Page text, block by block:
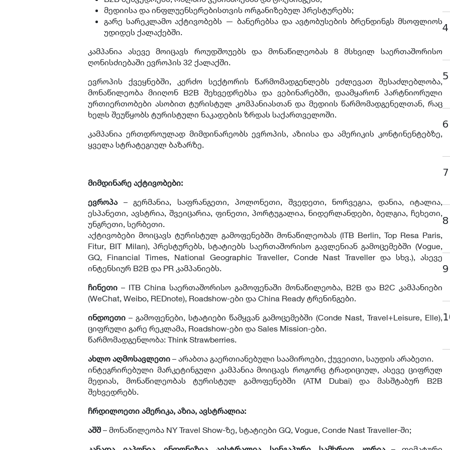
მედიისა და ინფლუენსერებისთვის ორგანიზებულ პრესტურებს;
გარე სარეკლამო აქტივობებს — ბანერებსა და ავტობუსების ბრენდინგს მსოფლიოს
უდიდეს ქალაქებში.
კამპანია ასევე მოიცავს როუდშოუებს და მონაწილეობას 8 მსხვილ საერთაშორისო
ღონისძიებაში ევროპის 32 ქალაქში.
ევროპის ქვეყნებში, კერძო სექტორის წარმომადგენლებს ეძლევათ შესაძლებლობა,
მონაწილეობა მიიღონ B2B შეხვედრებსა და ვებინარებში, დაამყარონ პარტნიორული
ურთიერთობები ასობით ტურისტულ კომპანიასთან და მედიის წარმომადგენელთან, რაც
ხელს შეუწყობს ტურისტული ნაკადების ზრდას საქართველოში.
კამპანია ერთდროულად მიმდინარეობს ევროპის, აზიისა და ამერიკის კონტინენტებზე,
ყველა სტრატეგიულ ბაზარზე.
მიმდინარე აქტივობები:
ევროპა– გერმანია, საფრანგეთი, პოლონეთი, შვედეთი, ნორვეგია, დანია, იტალია,
ესპანეთი, ავსტრია, შვეიცარია, ფინეთი, პორტუგალია, ნიდერლანდები, ბელგია, ჩეხეთი,
უნგრეთი, სერბეთი.
აქტივობები მოიცავს ტურისტულ გამოფენებში მონაწილეობას (ITB Berlin, Top Resa Paris,
Fitur, BIT Milan), პრესტურებს, სტატიებს საერთაშორისო გავლენიან გამოცემებში (Vogue,
GQ, Financial Times, National Geographic Traveller, Conde Nast Traveller და სხვ.), ასევე
ინტენსიურ B2B და PR კამპანიებს.
ჩინეთი – ITB China საერთაშორისო გამოფენაში მონაწილეობა, B2B და B2C კამპანიები
(WeChat, Weibo, REDnote), Roadshow-ები და China Ready ტრენინგები.
ინდოეთი – გამოფენები, სტატიები წამყვან გამოცემებში (Conde Nast, Travel+Leisure, Elle),
ციფრული გარე რეკლამა, Roadshow-ები და Sales Mission-ები.
წარმომადგენლობა: Think Strawberries.
ახლო აღმოსავლეთი – არაბთა გაერთიანებული საამიროები, ქუვეითი, საუდის არაბეთი.
ინტეგრირებული მარკეტინგული კამპანია მოიცავს როგორც ტრადიციულ, ასევე ციფრულ
მედიას, მონაწილეობას ტურისტულ გამოფენებში (ATM Dubai) და მასშტაბურ B2B
შეხვედრებს.
ჩრდილოეთი ამერიკა, აზია, ავსტრალია:
აშშ – მონაწილეობა NY Travel Show-ზე, სტატიები GQ, Vogue, Conde Nast Traveller-ში;
4
5
6
7
8
9